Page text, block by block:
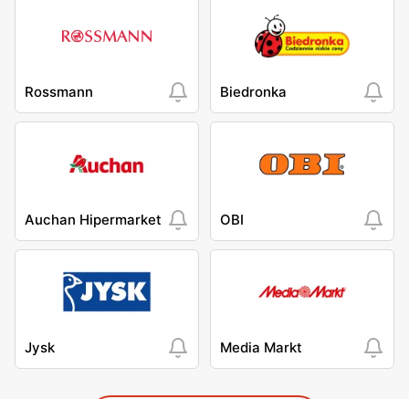
Rossmann Biedronka
Auchan Hipermarket OBI
Jysk Media Markt